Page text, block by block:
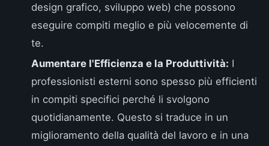
design grafico, sviluppo web) che possono
eseguire compiti meglio e più velocemente di
te.
Aumentare l'Efficienza e la Produttività: I
professionisti esterni sono spesso più efficienti
in compiti specifici perché li svolgono
quotidianamente. Questo si traduce in un
miglioramento della qualità del lavoro e in una